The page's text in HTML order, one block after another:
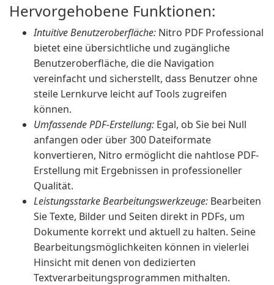
Hervorgehobene Funktionen:
Intuitive Benutzeroberfläche: Nitro PDF Professional
bietet eine übersichtliche und zugängliche
Benutzeroberfläche, die die Navigation
vereinfacht und sicherstellt, dass Benutzer ohne
steile Lernkurve leicht auf Tools zugreifen
können.
Umfassende PDF-Erstellung: Egal, ob Sie bei Null
anfangen oder über 300 Dateiformate
konvertieren, Nitro ermöglicht die nahtlose PDF-
Erstellung mit Ergebnissen in professioneller
Qualität.
Leistungsstarke Bearbeitungswerkzeuge: Bearbeiten
Sie Texte, Bilder und Seiten direkt in PDFs, um
Dokumente korrekt und aktuell zu halten. Seine
Bearbeitungsmöglichkeiten können in vielerlei
Hinsicht mit denen von dedizierten
Textverarbeitungsprogrammen mithalten.